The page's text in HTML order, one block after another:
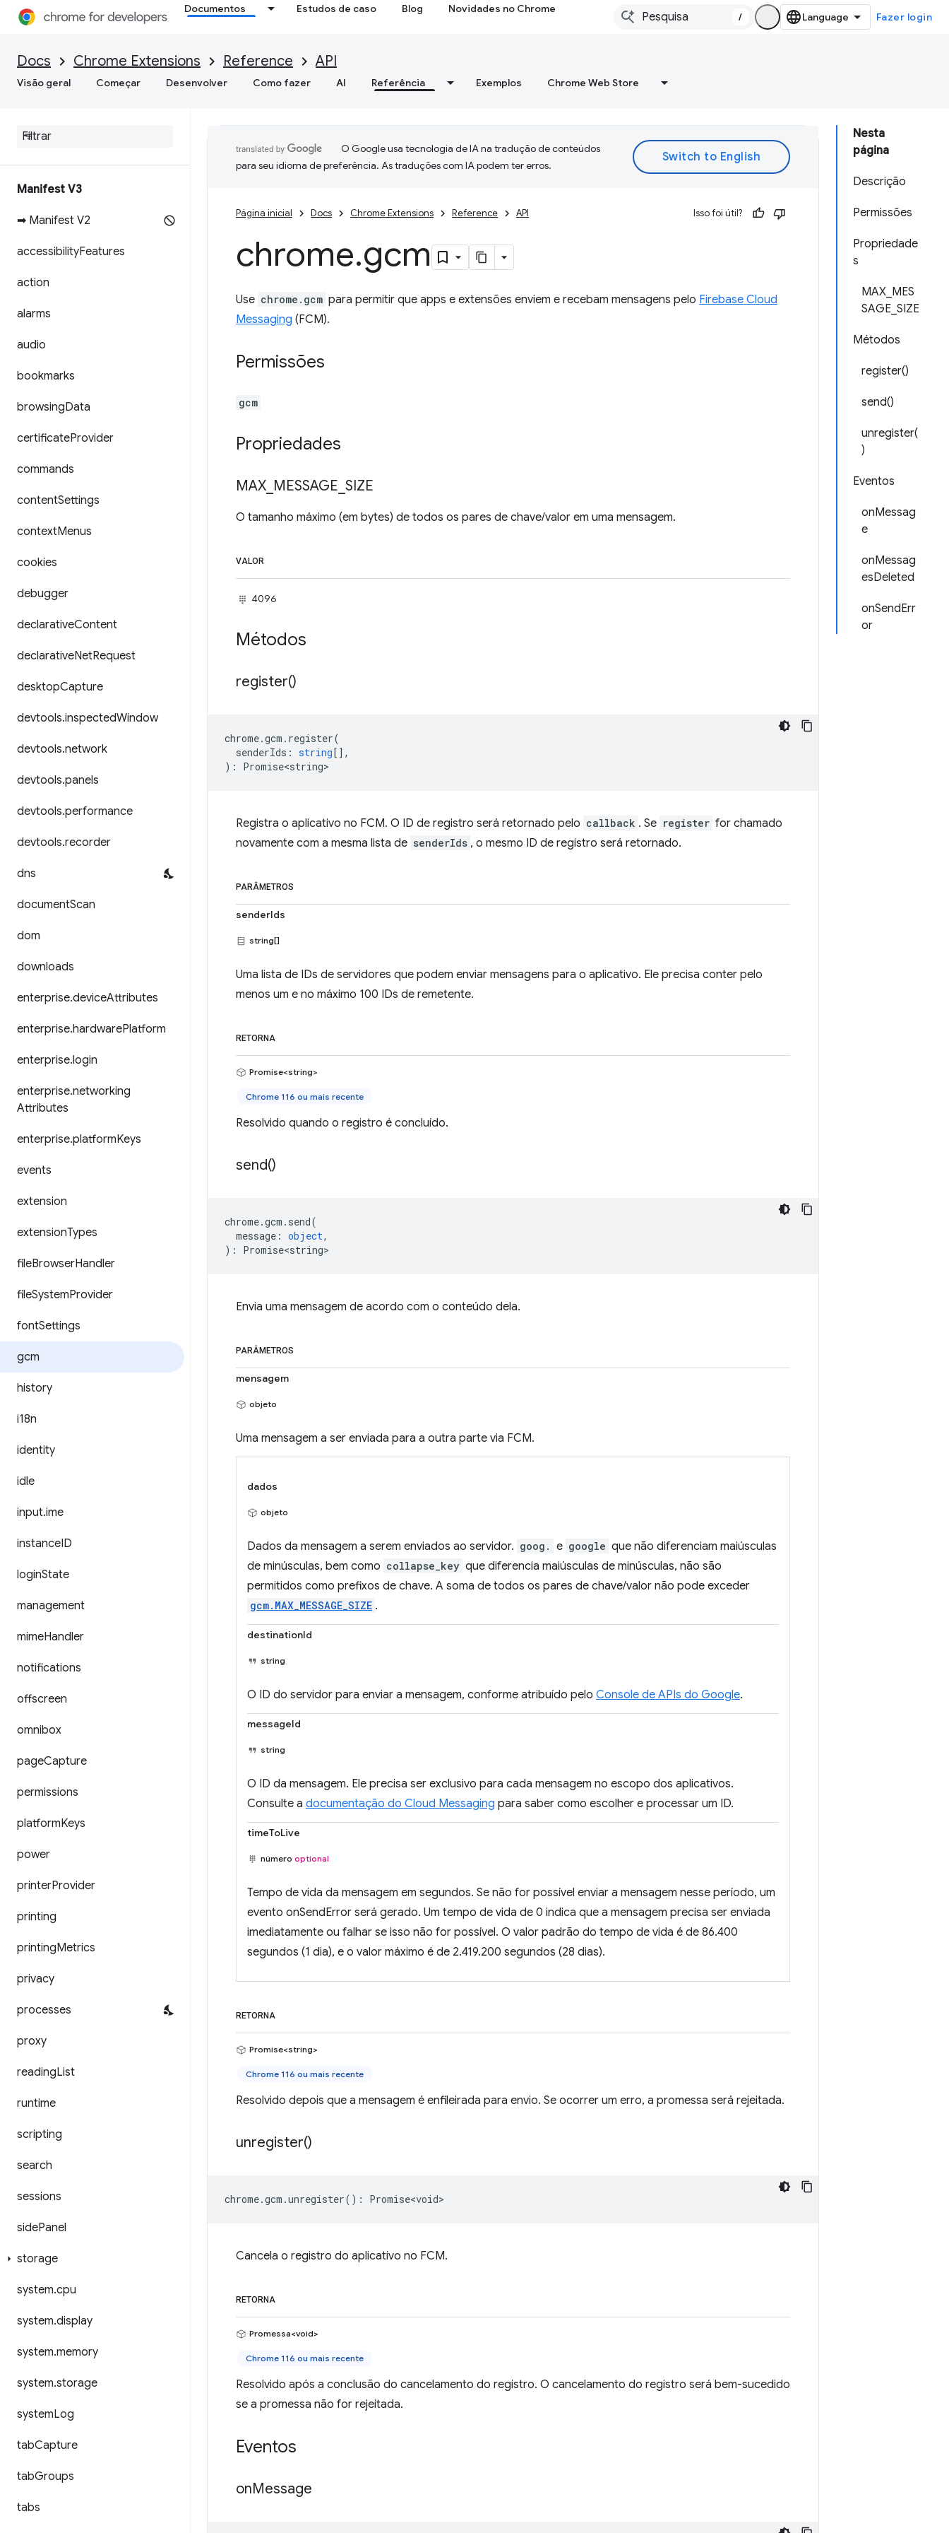
Documentos Estudos de caso Blog Novidades no Chrome
/ Fazer login
Docs Chrome Extensions Reference API
Visão geral Começar Desenvolver Como fazer AI Referência Exemplos Chrome Web Store
Manifest V3
➡ Manifest V2
accessibilityFeatures
action
alarms
audio
bookmarks
browsingData
certificateProvider
commands
contentSettings
contextMenus
cookies
debugger
declarativeContent
declarativeNetRequest
desktopCapture
devtools.inspectedWindow
devtools.network
devtools.panels
devtools.performance
devtools.recorder
dns
documentScan
dom
downloads
enterprise.deviceAttributes
enterprise.hardwarePlatform
enterprise.login
enterprise.networking
Attributes
enterprise.platformKeys
events
extension
extensionTypes
fileBrowserHandler
fileSystemProvider
fontSettings
gcm
history
i18n
identity
idle
input.ime
instanceID
loginState
management
mimeHandler
notifications
offscreen
omnibox
pageCapture
permissions
platformKeys
power
printerProvider
printing
printingMetrics
privacy
processes
proxy
readingList
runtime
scripting
search
sessions
sidePanel
storage
system.cpu
system.display
system.memory
system.storage
systemLog
tabCapture
tabGroups
tabs
Nesta
página
Descrição
Permissões
Propriedade
s
MAX_MES
SAGE_SIZE
Métodos
register()
send()
unregister(
)
Eventos
onMessag
e
onMessag
esDeleted
onSendErr
or
O Google usa tecnologia de IA na tradução de conteúdos
para seu idioma de preferência. As traduções com IA podem ter erros.
Página inicial Docs Chrome Extensions Reference API Isso foi útil?
chrome.gcm
Use chrome.gcm para permitir que apps e extensões enviem e recebam mensagens pelo Firebase Cloud
Messaging (FCM).
Permissões
gcm
Propriedades
MAX MESSAGE SIZE
O tamanho máximo (em bytes) de todos os pares de chave/valor em uma mensagem.
VALOR
4096
Métodos
register()
chrome.gcm . register(
senderIds : string[],
) : Promise<string>
Registra o aplicativo no FCM. O ID de registro será retornado pelo callback . Se register for chamado
novamente com a mesma lista de senderIds , o mesmo ID de registro será retornado.
PARÂMETROS
senderIds
string[]
Uma lista de IDs de servidores que podem enviar mensagens para o aplicativo. Ele precisa conter pelo
menos um e no máximo 100 IDs de remetente.
RETORNA
Promise<string>
Chrome 116 ou mais recente
Resolvido quando o registro é concluído.
send()
chrome.gcm . send(
message : object,
) : Promise<string>
Envia uma mensagem de acordo com o conteúdo dela.
PARÂMETROS
mensagem
objeto
Uma mensagem a ser enviada para a outra parte via FCM.
dados
objeto
Dados da mensagem a serem enviados ao servidor. goog. e google que não diferenciam maiúsculas
de minúsculas, bem como collapse_key que diferencia maiúsculas de minúsculas, não são
permitidos como prefixos de chave. A soma de todos os pares de chave/valor não pode exceder
gcm.MAX_MESSAGE_SIZE .
destinationId
string
O ID do servidor para enviar a mensagem, conforme atribuído pelo Console de APIs do Google.
messageId
string
O ID da mensagem. Ele precisa ser exclusivo para cada mensagem no escopo dos aplicativos.
Consulte a documentação do Cloud Messaging para saber como escolher e processar um ID.
timeToLive
número optional
Tempo de vida da mensagem em segundos. Se não for possível enviar a mensagem nesse período, um
evento onSendError será gerado. Um tempo de vida de 0 indica que a mensagem precisa ser enviada
imediatamente ou falhar se isso não for possível. O valor padrão do tempo de vida é de 86.400
segundos (1 dia), e o valor máximo é de 2.419.200 segundos (28 dias).
RETORNA
Promise<string>
Chrome 116 ou mais recente
Resolvido depois que a mensagem é enfileirada para envio. Se ocorrer um erro, a promessa será rejeitada.
unregister()
chrome.gcm .unregister() : Promise<void>
Cancela o registro do aplicativo no FCM.
RETORNA
Promessa<void>
Chrome 116 ou mais recente
Resolvido após a conclusão do cancelamento do registro. O cancelamento do registro será bem-sucedido
se a promessa não for rejeitada.
Eventos
onMessage